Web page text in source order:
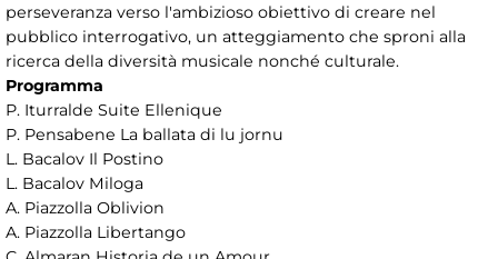
perseveranza verso l'ambizioso obiettivo di creare nel
pubblico interrogativo, un atteggiamento che sproni alla
ricerca della diversità musicale nonché culturale.
Programma
P. Iturralde Suite Ellenique
P. Pensabene La ballata di lu jornu
L. Bacalov Il Postino
L. Bacalov Miloga
A. Piazzolla Oblivion
A. Piazzolla Libertango